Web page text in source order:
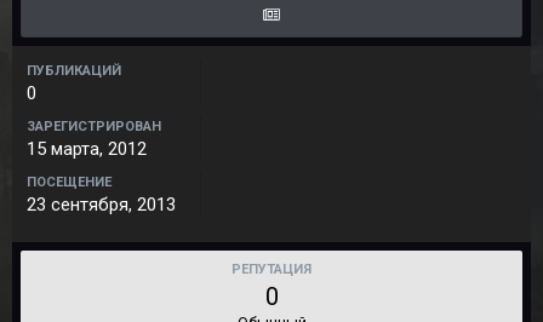
ПУБЛИКАЦИЙ
0
ЗАРЕГИСТРИРОВАН
15 марта, 2012
ПОСЕЩЕНИЕ
23 сентября, 2013
РЕПУТАЦИЯ
0